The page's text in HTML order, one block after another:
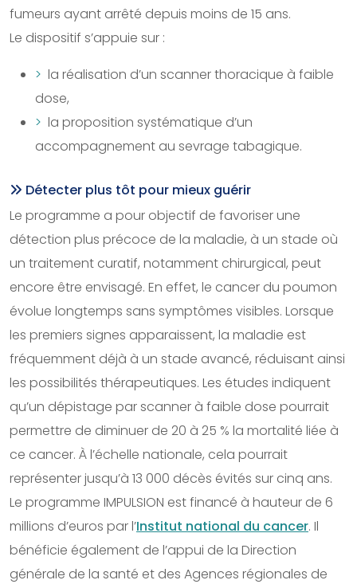
fumeurs ayant arrêté depuis moins de 15 ans.
Le dispositif s’appuie sur :
la réalisation d’un scanner thoracique à faible
dose,
la proposition systématique d’un
accompagnement au sevrage tabagique.
Détecter plus tôt pour mieux guérir
Le programme a pour objectif de favoriser une
détection plus précoce de la maladie, à un stade où
un traitement curatif, notamment chirurgical, peut
encore être envisagé. En effet, le cancer du poumon
évolue longtemps sans symptômes visibles. Lorsque
les premiers signes apparaissent, la maladie est
fréquemment déjà à un stade avancé, réduisant ainsi
les possibilités thérapeutiques. Les études indiquent
qu’un dépistage par scanner à faible dose pourrait
permettre de diminuer de 20 à 25 % la mortalité liée à
ce cancer. À l’échelle nationale, cela pourrait
représenter jusqu’à 13 000 décès évités sur cinq ans.
Le programme IMPULSION est financé à hauteur de 6
millions d’euros par l’Institut national du cancer. Il
bénéficie également de l’appui de la Direction
générale de la santé et des Agences régionales de